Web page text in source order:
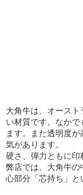
大角牛は、オースト
い材質です。なか
ます。また透明度
気があります。
硬さ、弾力ともに印
弊店では、大角牛の
心部分「芯持ち」と